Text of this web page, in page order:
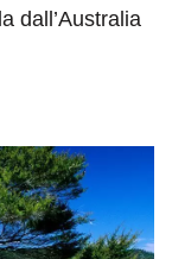
dall’Australia